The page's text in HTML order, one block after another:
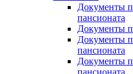
Документы
пансионата
Документы
Документы
пансионата
Документы
пансионата